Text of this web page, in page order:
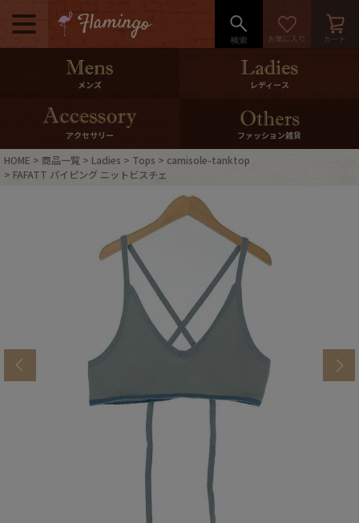
メニュー
500pt＆10％Offクーポンプレゼン
10％0ffクーポンプレゼント
ログイン・会員登録 LINE ID連携
マイページ
International Shipping
特集一覧
ブランドから探す スタッフコーディネート
メンズ商品カテゴリーから探す
メンズ レディース
アクセサリー ファッション雑貨
HOME 商品一覧 Ladies Tops
camisole-tanktop
FAFATT パイピング ニットビスチェ